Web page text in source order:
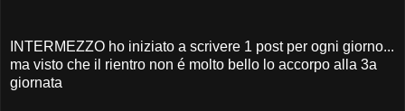
INTERMEZZO ho iniziato a scrivere 1 post per ogni giorno...
ma visto che il rientro non é molto bello lo accorpo alla 3a
giornata